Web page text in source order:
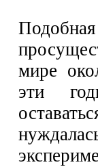
мире
эти